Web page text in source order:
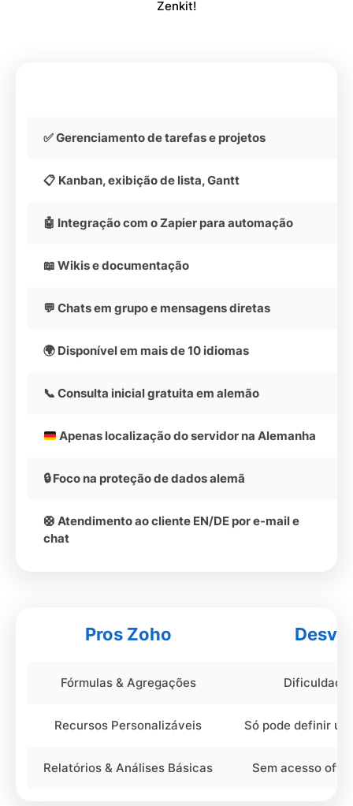
Zenkit!
✅ Gerenciamento de tarefas e projetos
📋 Kanban, exibição de lista, Gantt
🤖 Integração com o Zapier para automação
📖 Wikis e documentação
💬 Chats em grupo e mensagens diretas
🌍 Disponível em mais de 10 idiomas
📞 Consulta inicial gratuita em alemão
Apenas localização do servidor na Alemanha
🔒 Foco na proteção de dados alemã
🛟 Atendimento ao cliente EN/DE por e-mail e
chat
Pros Zoho
Fórmulas & Agregações Dificuldade
Recursos Personalizáveis Só pode definir
Relatórios & Análises Básicas Sem acesso